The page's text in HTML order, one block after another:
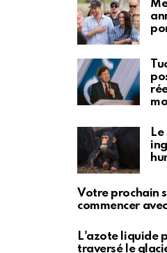
Votre prochain
commencer
L'azote liquide
traversé le